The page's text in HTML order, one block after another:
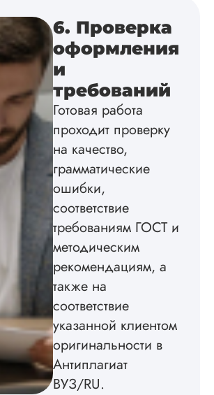
Вид работы:
Диссертация
Кандидатская по
истории была
в соответствии с
методичкой. Автор
теме
без воды,
некоторые
изображения
пришлось
мне. Услугой
редактирования
Читать полный
6. Проверка
оформления
и
требований
Готовая работа
проходит проверку
на качество,
грамматические
ошибки,
соответствие
требованиям ГОСТ и
методическим
рекомендациям, а
также на
соответствие
указанной клиентом
оригинальности в
Антиплагиат
ВУЗ/RU.